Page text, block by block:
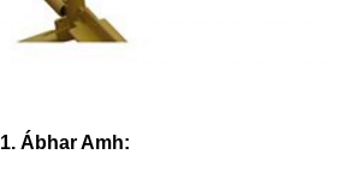
1. Ábhar Amh: